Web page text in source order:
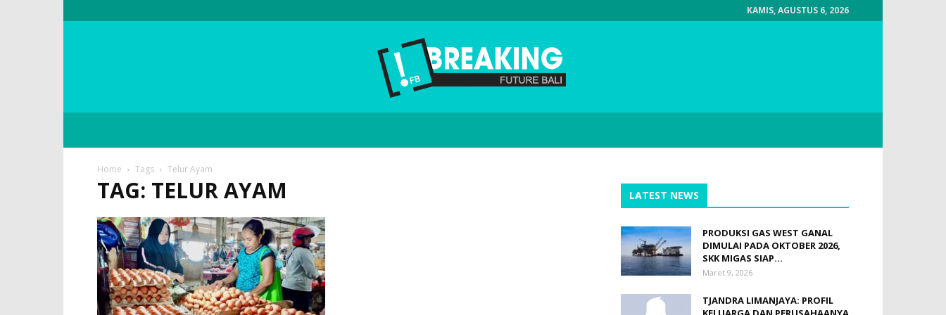
KAMIS, AGUSTUS 6, 2026
Home Tags Telur Ayam
TAG: TELUR AYAM LATEST NEWS
PRODUKSI GAS WEST GANAL
DIMULAI PADA OKTOBER 2026,
SKK MIGAS SIAP...
Maret 9, 2026
TJANDRA LIMANJAYA: PROFIL